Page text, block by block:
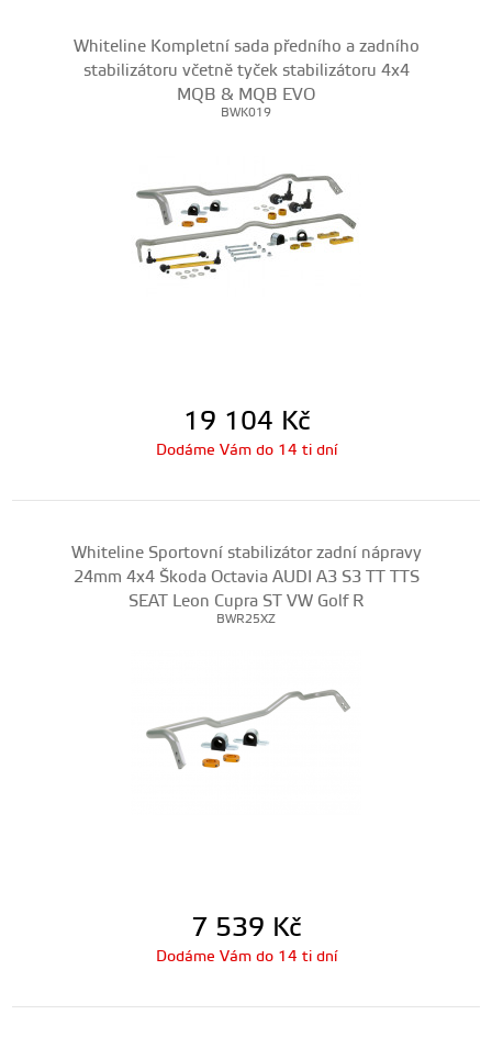
Whiteline Kompletní sada předního a zadního
stabilizátoru včetně tyček stabilizátoru 4x4
MQB & MQB EVO
BWK019
19 104 Kč
Dodáme Vám do 14 ti dní
Whiteline Sportovní stabilizátor zadní nápravy
24mm 4x4 Škoda Octavia AUDI A3 S3 TT TTS
SEAT Leon Cupra ST VW Golf R
BWR25XZ
7 539 Kč
Dodáme Vám do 14 ti dní